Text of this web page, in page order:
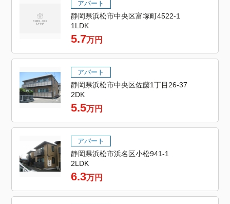
アパート
静岡県浜松市中央区富塚町4522-1
1LDK
5.7万円
アパート
静岡県浜松市中央区佐藤1丁目26-37
2DK
5.5万円
アパート
静岡県浜松市浜名区小松941-1
2LDK
6.3万円